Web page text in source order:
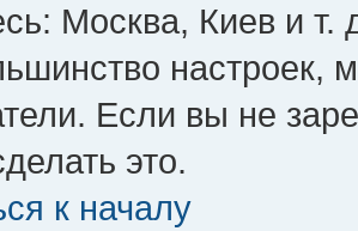
Москва, Киев и т.
настроек,
Если вы не
это.
к началу